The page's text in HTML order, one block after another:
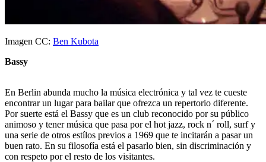
Imagen CC: Ben Kubota
Bassy
En Berlin abunda mucho la música electrónica y tal vez te cueste
encontrar un lugar para bailar que ofrezca un repertorio diferente.
Por suerte está el Bassy que es un club reconocido por su público
animoso y tener música que pasa por el hot jazz, rock n´ roll, surf y
una serie de otros estílos previos a 1969 que te incitarán a pasar un
buen rato. En su filosofía está el pasarlo bien, sin discriminación y
con respeto por el resto de los visitantes.